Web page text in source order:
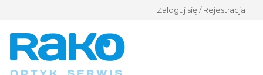
Zaloguj się / Rejestracja